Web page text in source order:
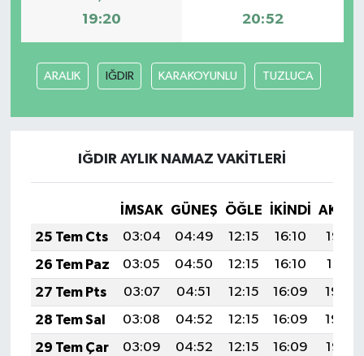
19:20 20:52
ARALIK IĞDIR KARAKOYUNLU TUZLUCA
IĞDIR AYLIK NAMAZ VAKITLERI
İMSAK GÜNEŞ ÖĞLE İKINDI
25 Tem Cts
03:04 04:49 12:15 16:10
19:32
26 Tem Paz
03:05 04:50 12:15 16:10
19:31
27 Tem Pts
03:07 04:51 12:15 16:09
19:30
28 Tem Sal
03:08 04:52 12:15 16:09
19:29
29 Tem Çar
03:09 04:52 12:15 16:09
19:28